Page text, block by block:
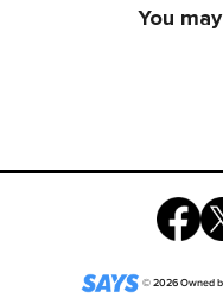
You
©2026Owned